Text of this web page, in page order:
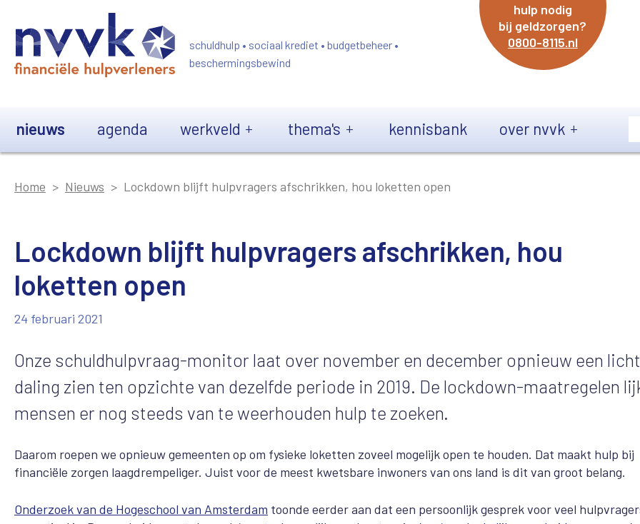
schuldhulp • sociaal krediet • budgetbeheer •
beschermingsbewind
hulp nodig
bij geldzorgen?
0800-8115.nl
nieuws agenda werkveld thema's kennisbank over nvvk
Home Nieuws Lockdown blijft hulpvragers afschrikken, hou loketten open
Lockdown blijft hulpvragers afschrikken, hou
loketten open
24 februari 2021
Onze schuldhulpvraag-monitor laat over november en december opnieuw een
daling zien ten opzichte van dezelfde periode in 2019. De lockdown-maatregelen
mensen er nog steeds van te weerhouden hulp te zoeken.
Daarom roepen we opnieuw gemeenten op om fysieke loketten zoveel mogelijk open te houden. Dat maakt hulp bij
financiële zorgen laagdrempeliger. Juist voor de meest kwetsbare inwoners van ons land is dit van groot belang.
Onderzoek van de Hogeschool van Amsterdam toonde eerder aan dat een persoonlijk gesprek voor veel